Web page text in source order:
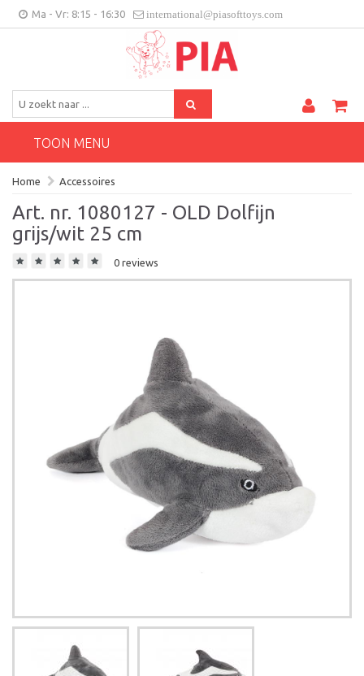
Ma - Vr: 8:15 - 16:30 international@piasofttoys.com
Klantenfeedback
BE/NL
TOON MENU
Home Accessoires
Art. nr. 1080127 - OLD Dolfijn
grijs/wit 25 cm
0 reviews